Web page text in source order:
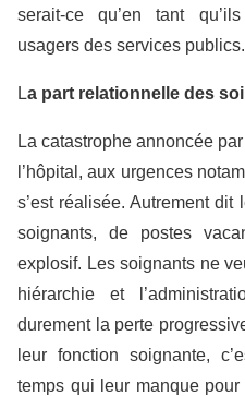
serait-ce qu’en tant
usagers des services publics.
La part relationnelle des
La catastrophe annoncée
l’hôpital, aux urgences
s’est réalisée. Autrement
soignants, de postes
explosif. Les soignants ne
hiérarchie et
durement la perte
leur fonction soignante,
temps qui leur manque